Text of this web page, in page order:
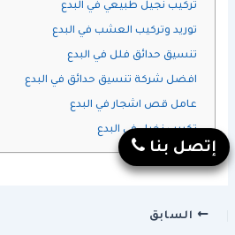
تركيب نجيل طبيعي في البدع
توريد وتركيب العشب في البدع
تنسيق حدائق فلل في البدع
افضل شركة تنسيق حدائق في البدع
عامل قص اشجار في البدع
تكريب نخيل في البدع
السابق
إتصل بنا